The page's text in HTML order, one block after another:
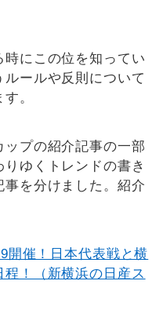
にこの位を知ってい
ールや反則について
。
ップの紹介記事の一部
ゆくトレンドの書き
を分けました。紹介
開催！日本代表戦と横
！（新横浜の日産ス